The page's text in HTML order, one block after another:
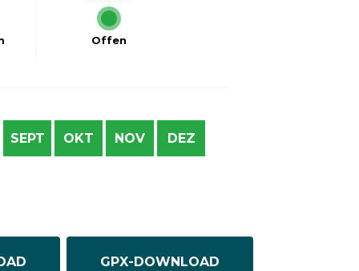
Offen
SEPT OKT NOV DEZ
GPX-DOWNLOAD